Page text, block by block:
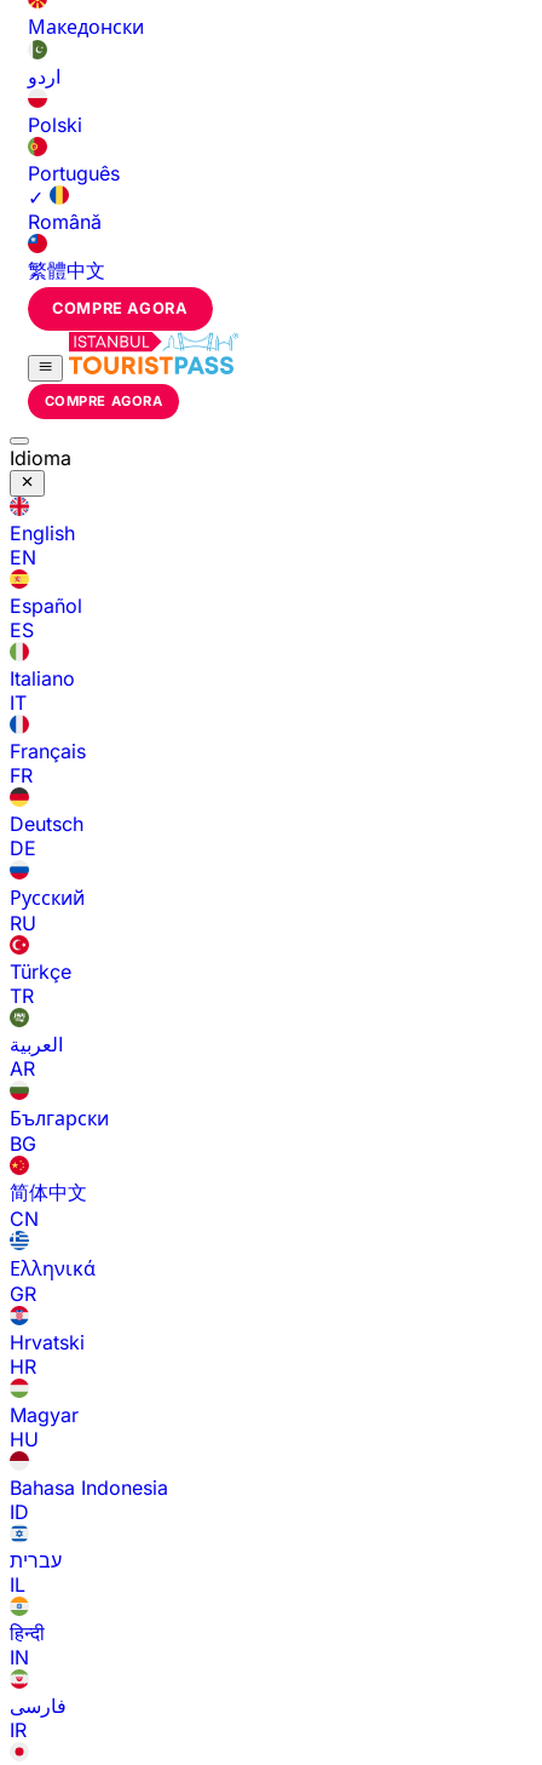
Македонски
اردو
Polski
Português
✓
Română
繁體中文
COMPRE AGORA
COMPRE AGORA
Idioma
English
EN
Español
ES
Italiano
IT
Français
FR
Deutsch
DE
Русский
RU
Türkçe
TR
العربية
AR
Български
BG
简体中文
CN
Ελληνικά
GR
Hrvatski
HR
Magyar
HU
Bahasa Indonesia
ID
עברית
IL
हिन्दी
IN
فارسی
IR